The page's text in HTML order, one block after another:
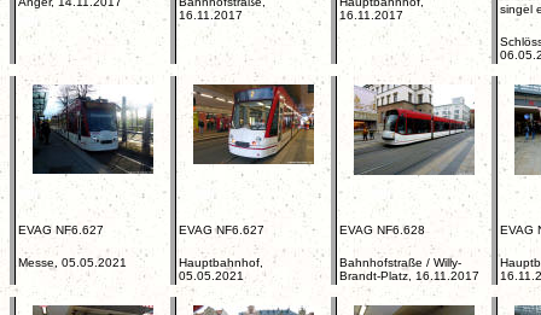
16.11.2017
16.11.2017
singel
EVAG NF6.627
Messe, 05.05.2021
EVAG NF6.627
Hauptbahnhof,
05.05.2021
EVAG NF6.628
Bahnhofstraße / Willy-
Brandt-Platz, 16.11.2017
EVAG